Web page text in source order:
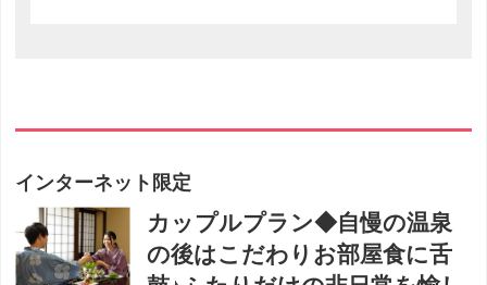
インターネット限定
カップルプラン◆自慢の温泉
の後はこだわりお部屋食に舌